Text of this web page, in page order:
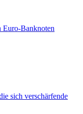
Euro-Banknoten
sich verschärfende